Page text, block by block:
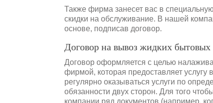
Также фирма занесет вас в
скидки на обслуживание. В нашей
основе, подписав договор.
Договор на вывоз жидких
Договор оформляется с целью
фирмой, которая предоставляет
регулярно оказываться услуги по
обязанности двух сторон. Для того
компании ряд документов (например,